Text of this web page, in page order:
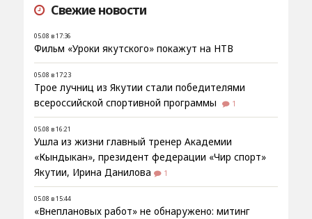
Свежие новости
05.08 в 17:36
Фильм «Уроки якутского» покажут на НТВ
05.08 в 17:23
Трое лучниц из Якутии стали победителями
всероссийской спортивной программы
1
05.08 в 16:21
Ушла из жизни главный тренер Академии
«Кындыкан», президент федерации «Чир спорт»
Якутии, Ирина Данилова
1
05.08 в 15:44
«Внеплановых работ» не обнаружено: митинг